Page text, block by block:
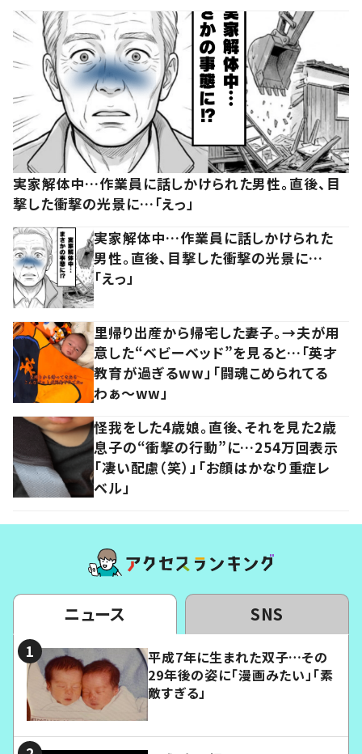
実家解体中…作業員に話しかけられた男性。直後、目
撃した衝撃の光景に…「えっ」
実家解体中…作業員に話しかけられた
男性。直後、目撃した衝撃の光景に…
「えっ」
里帰り出産から帰宅した妻子。→夫が用
意した“ベビーベッド”を見ると…「英才
教育が過ぎるww」「闘魂こめられてる
わぁ～ww」
怪我をした4歳娘。直後、それを見た2歳
息子の“衝撃の行動”に…254万回表示
「凄い配慮（笑）」「お顔はかなり重症レ
ベル」
ニュース SNS
平成7年に生まれた双子…その
29年後の姿に「漫画みたい」「素
敵すぎる」